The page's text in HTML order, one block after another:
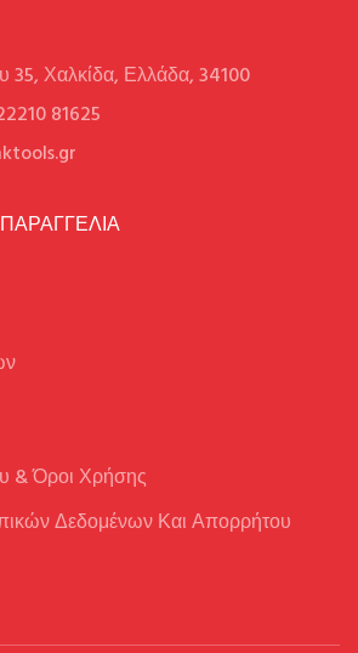
35, Χαλκίδα, Ελλάδα, 34100
81625
& Όροι Χρήσης
Δεδομένων Και Απορρήτου